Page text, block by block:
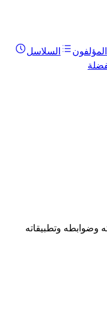
المؤلفون
السلاسل
وضوابطه وتطبيقاته